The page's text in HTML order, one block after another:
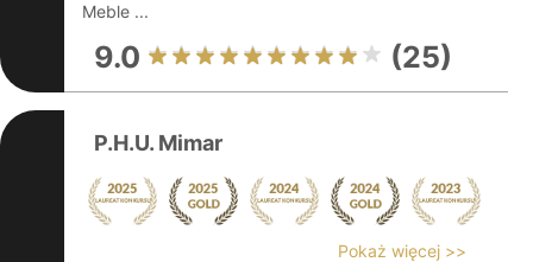
Meble ...
9.0 (25)
P.H.U. Mimar
Pokaż więcej >>